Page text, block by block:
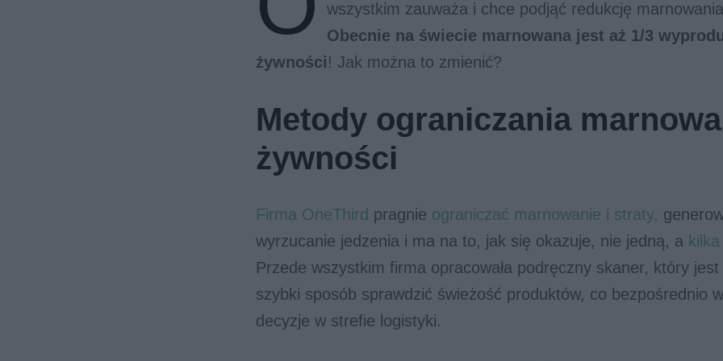
wszystkim zauważa i chce podjąć redukcję
Obecnie na świecie marnowana jest aż 1/3
żywności! Jak można to zmienić?
Metody ograniczania
żywności
Firma OneThird pragnie ograniczać marnowanie i straty,
wyrzucanie jedzenia i ma na to, jak się okazuje, nie jedną, a
Przede wszystkim firma opracowała podręczny skaner, który
szybki sposób sprawdzić świeżość produktów, co bezpośrednio
decyzje w strefie logistyki.